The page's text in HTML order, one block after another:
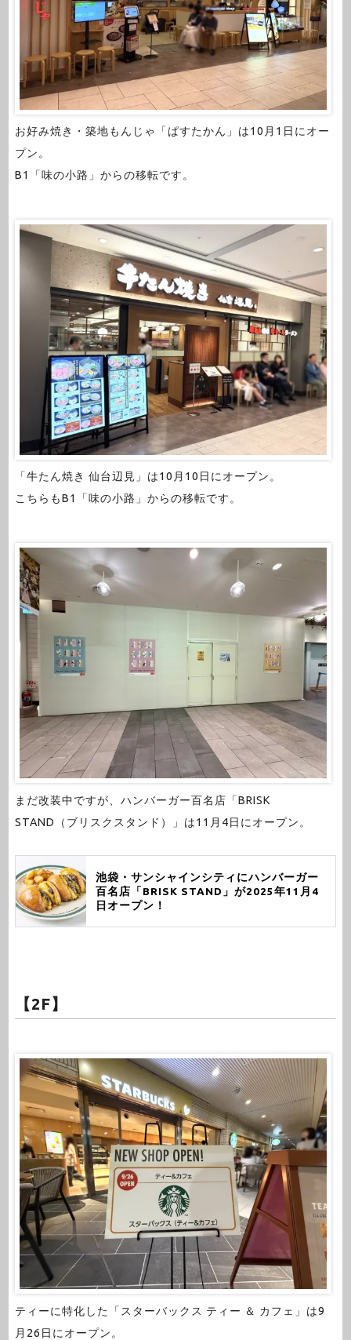
お好み焼き・築地もんじゃ「ぱすたかん」は10月1日にオー
プン。
B1「味の小路」からの移転です。
「牛たん焼き 仙台辺見」は10月10日にオープン。
こちらもB1「味の小路」からの移転です。
まだ改装中ですが、ハンバーガー百名店「BRISK
STAND（ブリスクスタンド）」は11月4日にオープン。
池袋・サンシャインシティにハンバーガー
百名店「BRISK STAND」が2025年11月4
日オープン！
【2F】
ティーに特化した「スターバックス ティー ＆ カフェ」は9
月26日にオープン。